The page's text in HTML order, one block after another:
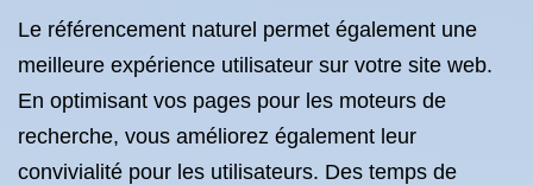
Le référencement naturel permet également une
meilleure expérience utilisateur sur votre site web.
En optimisant vos pages pour les moteurs de
recherche, vous améliorez également leur
convivialité pour les utilisateurs. Des temps de